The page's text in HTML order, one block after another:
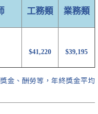
工務類 業務類
$41,220 $39,195
金、酬勞等，年終獎金平均